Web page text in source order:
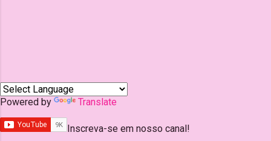
Powered by Translate
Inscreva-se em nosso canal!